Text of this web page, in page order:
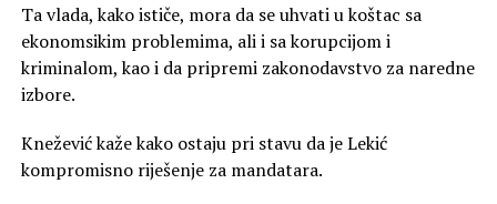
Ta vlada, kako ističe, mora da se uhvati u koštac sa
ekonomsikim problemima, ali i sa korupcijom i
kriminalom, kao i da pripremi zakonodavstvo za naredne
izbore.
Knežević kaže kako ostaju pri stavu da je Lekić
kompromisno riješenje za mandatara.